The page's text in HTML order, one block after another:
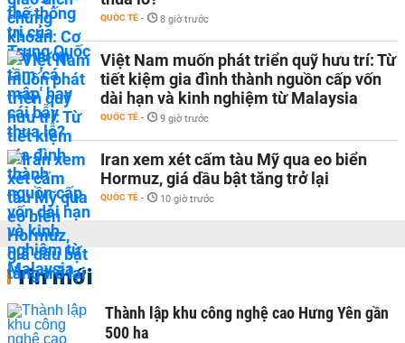
QUỐC TẾ - 8 giờ trước
Việt Nam muốn phát triển quỹ hưu trí: Từ
tiết kiệm gia đình thành nguồn cấp vốn
dài hạn và kinh nghiệm từ Malaysia
QUỐC TẾ - 9 giờ trước
Iran xem xét cấm tàu Mỹ qua eo biển
Hormuz, giá dầu bật tăng trở lại
QUỐC TẾ - 10 giờ trước
Tin mới
Thành lập khu công nghệ cao Hưng Yên gần
500 ha